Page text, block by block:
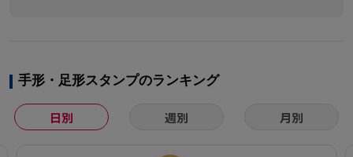
手形・足形スタンプのランキング
日別 週別 月別